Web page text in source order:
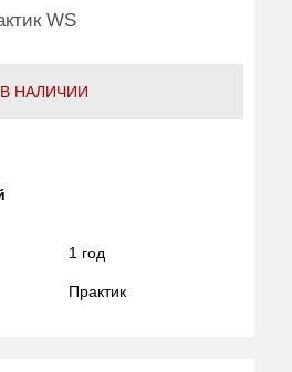
WS
В НАЛИЧИИ
1 год
Практик